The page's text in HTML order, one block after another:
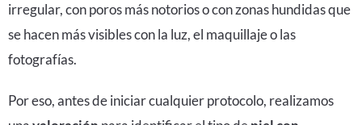
irregular, con poros más notorios o con zonas hundidas que
se hacen más visibles con la luz, el maquillaje o las
fotografías.
Por eso, antes de iniciar cualquier protocolo, realizamos